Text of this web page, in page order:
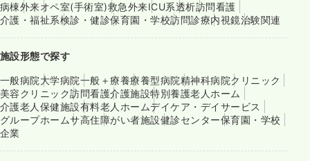
病棟外来オペ室(手術室)救急外来ICU系透析訪問看護
介護・福祉系検診・健診保育園・学校訪問診療内視鏡治験関連
施設形態で探す
一般病院大学病院一般＋療養療養型病院精神科病院クリニック
美容クリニック訪問看護介護施設特別養護老人ホーム
介護老人保健施設有料老人ホームデイケア・デイサービス
グループホームサ高住障がい者施設健診センター保育園・学校
企業